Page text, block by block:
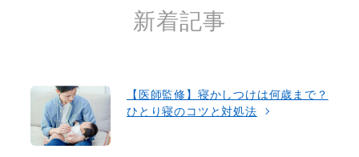
新着記事
【医師監修】寝かしつけは何歳まで？
ひとり寝のコツと対処法